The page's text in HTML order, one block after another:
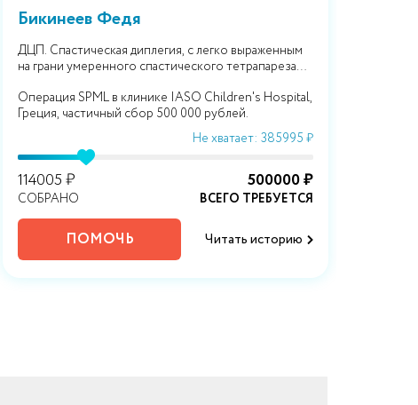
Бикинеев Федя
ДЦП. Спастическая диплегия, с легко выраженным
на грани умеренного спастического тетрапареза
Операция SPML в клинике IASO Children's Hospital,
Греция, частичный сбор 500 000 рублей.
Не хватает: 385995 ₽
114005 ₽
СОБРАНО
500000 ₽
ВСЕГО ТРЕБУЕТСЯ
ПОМОЧЬ Читать историю